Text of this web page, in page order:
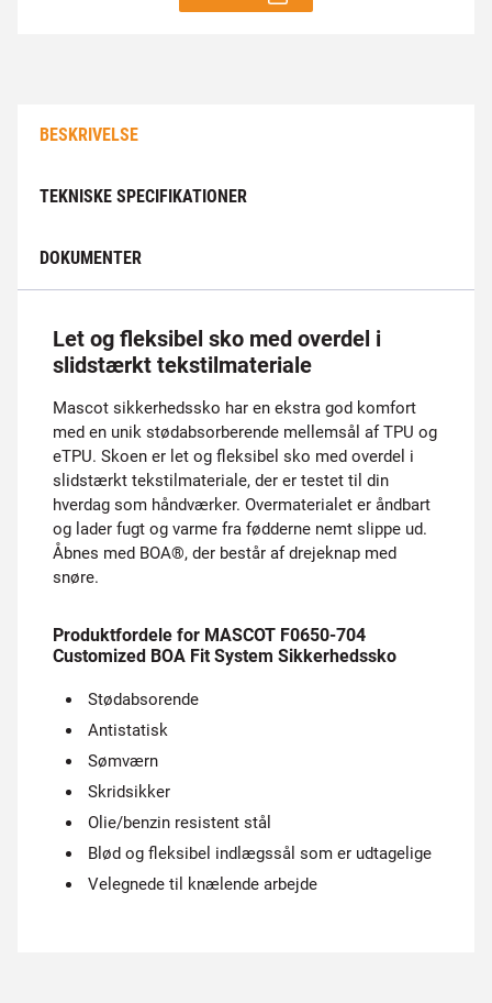
BESKRIVELSE
TEKNISKE SPECIFIKATIONER
DOKUMENTER
Let og fleksibel sko med overdel i
slidstærkt tekstilmateriale
Mascot sikkerhedssko har en ekstra god komfort
med en unik stødabsorberende mellemsål af TPU og
eTPU. Skoen er let og fleksibel sko med overdel i
slidstærkt tekstilmateriale, der er testet til din
hverdag som håndværker. Overmaterialet er åndbart
og lader fugt og varme fra fødderne nemt slippe ud.
Åbnes med BOA®, der består af drejeknap med
snøre.
Produktfordele for MASCOT F0650-704
Customized BOA Fit System Sikkerhedssko
Stødabsorende
Antistatisk
Sømværn
Skridsikker
Olie/benzin resistent stål
Blød og fleksibel indlægssål som er udtagelige
Velegnede til knælende arbejde